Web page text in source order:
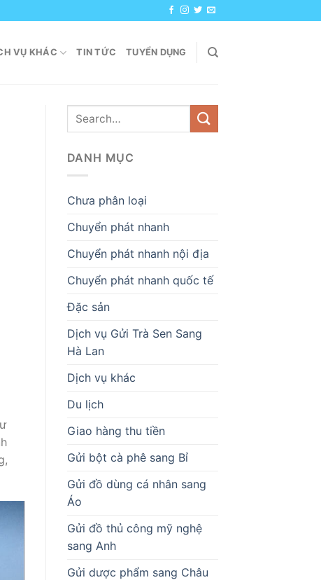
VỤ KHÁC TIN TỨC TUYỂN DỤNG
DANH MỤC
Chưa phân loại
Chuyển phát nhanh
Chuyển phát nhanh nội địa
Chuyển phát nhanh quốc tế
Đặc sản
Dịch vụ Gửi Trà Sen Sang
Hà Lan
Dịch vụ khác
Du lịch
Giao hàng thu tiền
Gửi bột cà phê sang Bỉ
Gửi đồ dùng cá nhân sang
Áo
Gửi đồ thủ công mỹ nghệ
sang Anh
Gửi dược phẩm sang Châu